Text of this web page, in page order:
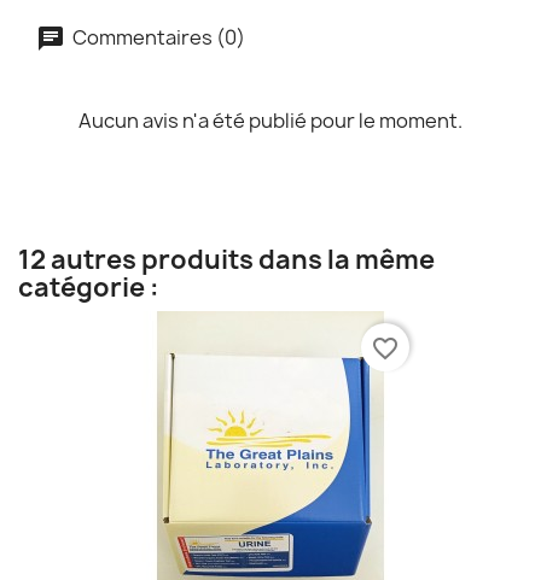
Commentaires (0)
Aucun avis n'a été publié pour le moment.
12 autres produits dans la même
catégorie :
favorite_border